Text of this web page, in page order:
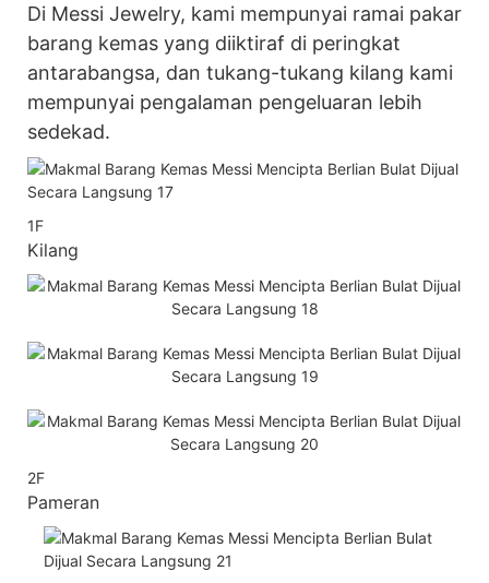
Di Messi Jewelry, kami mempunyai ramai pakar
barang kemas yang diiktiraf di peringkat
antarabangsa, dan tukang-tukang kilang kami
mempunyai pengalaman pengeluaran lebih
sedekad.
1F
Kilang
2F
Pameran